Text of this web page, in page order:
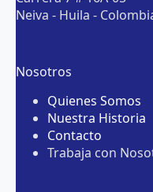
Neiva - Huila -
Nosotros
Quienes Somos
Nuestra Historia
Contacto
Trabaja con